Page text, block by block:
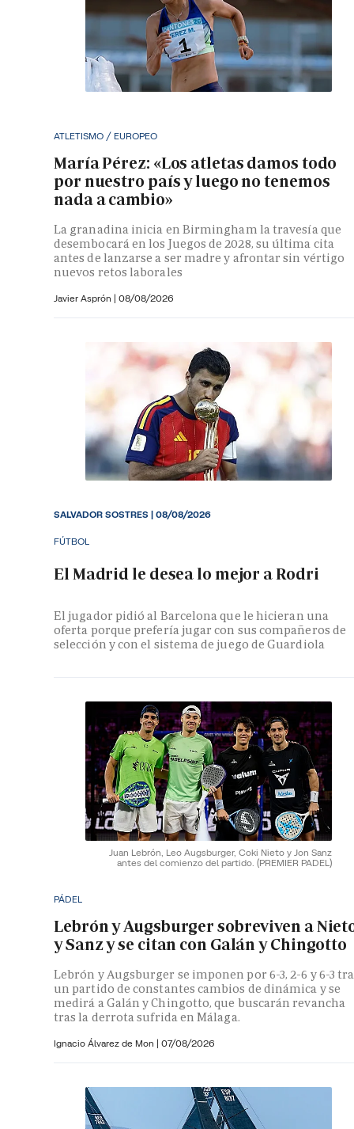
ATLETISMO / EUROPEO
María Pérez: «Los atletas damos todo
por nuestro país y luego no tenemos
nada a cambio»
La granadina inicia en Birmingham la travesía que
desembocará en los Juegos de 2028, su última cita
antes de lanzarse a ser madre y afrontar sin vértigo
nuevos retos laborales
Javier Asprón | 08/08/2026
FÚTBOL
El Madrid le desea lo mejor a Rodri
El jugador pidió al Barcelona que le hicieran una
oferta porque prefería jugar con sus compañeros de
selección y con el sistema de juego de Guardiola
SALVADOR SOSTRES |08/08/2026
Juan Lebrón, Leo Augsburger, Coki Nieto y Jon Sanz
antes del comienzo del partido. (PREMIER PADEL)
PÁDEL
Lebrón y Augsburger sobreviven a
y Sanz y se citan con Galán y Chingotto
Lebrón y Augsburger se imponen por 6-3, 2-6 y 6-3
un partido de constantes cambios de dinámica y se
medirá a Galán y Chingotto, que buscarán revancha
tras la derrota sufrida en Málaga.
Ignacio Álvarez de Mon | 07/08/2026